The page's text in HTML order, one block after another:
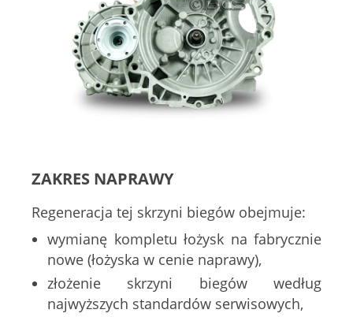
ZAKRES NAPRAWY
Regeneracja tej skrzyni biegów obejmuje:
wymianę kompletu łożysk na fabrycznie
nowe (łożyska w cenie naprawy),
złożenie skrzyni biegów według
najwyższych standardów serwisowych,